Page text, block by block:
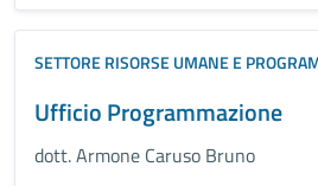
SETTORE RISORSE UMANE E
Ufficio Programmazione
dott. Armone Caruso Bruno